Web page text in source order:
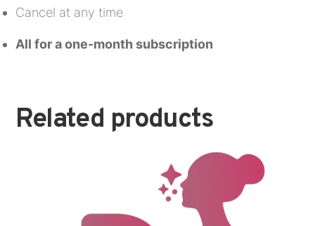
Cancel at any time
All for a one-month subscription
Related products